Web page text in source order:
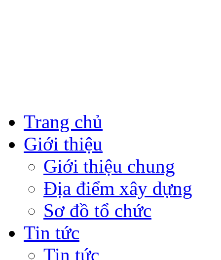
Trang chủ
Giới thiệu
Giới thiệu chung
Địa điểm xây dựng
Sơ đồ tổ chức
Tin tức
Tin tức